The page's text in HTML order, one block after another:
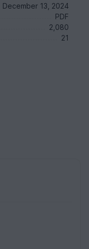
December 13, 2024
PDF
2,080
21